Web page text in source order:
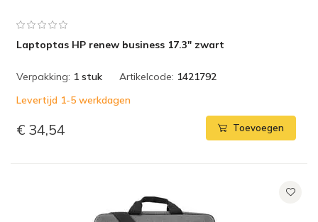
Laptoptas HP renew business 17.3" zwart
Verpakking: 1 stuk Artikelcode: 1421792
Levertijd 1-5 werkdagen
€ 34,54 Toevoegen